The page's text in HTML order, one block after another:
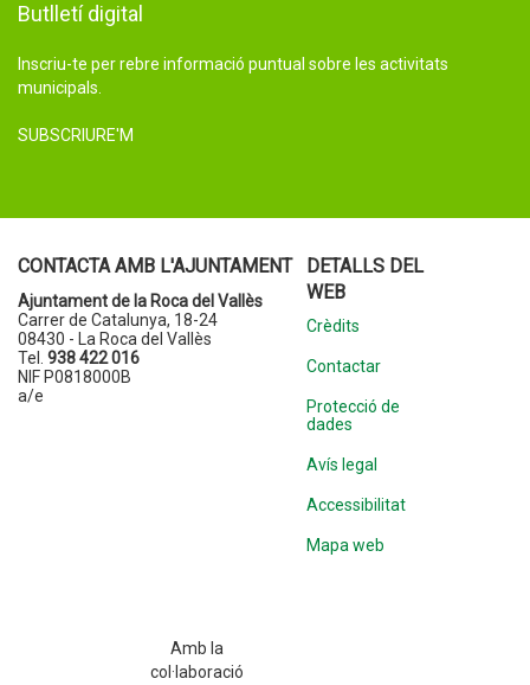
Butlletí digital
Inscriu-te per rebre informació puntual sobre les activitats
municipals.
SUBSCRIURE'M
CONTACTA AMB L'AJUNTAMENT
Ajuntament de la Roca del Vallès
Carrer de Catalunya, 18-24
08430 - La Roca del Vallès
Tel. 938 422 016
NIF P0818000B
a/e
DETALLS DEL
WEB
Crèdits
Contactar
Protecció de
dades
Avís legal
Accessibilitat
Mapa web
Amb la
col·laboració